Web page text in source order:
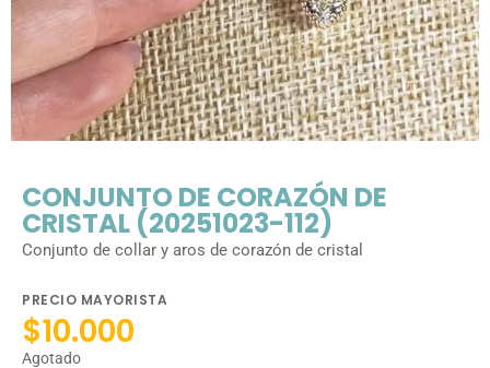
CONJUNTO DE CORAZÓN DE
CRISTAL (20251023-112)
Conjunto de collar y aros de corazón de cristal
PRECIO MAYORISTA
$10.000
Agotado